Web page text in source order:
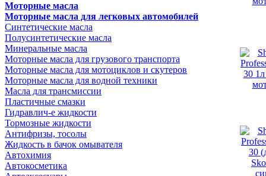
Моторные масла
Моторные масла для легковых автомобилей
Синтетические масла
Полусинтетические масла
Минеральные масла
Моторные масла для грузового транспорта
Моторные масла для мотоциклов и скутеров
Моторные масла для водной техники
Масла для трансмиссии
Пластичные смазки
Гидравлич-е жидкости
Тормозные жидкости
Антифризы, тосолы
Жидкость в бачок омывателя
Автохимия
Автокосметика